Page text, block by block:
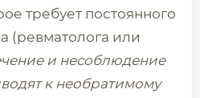
требует постоянного
(ревматолога или
и несоблюдение
к необратимому